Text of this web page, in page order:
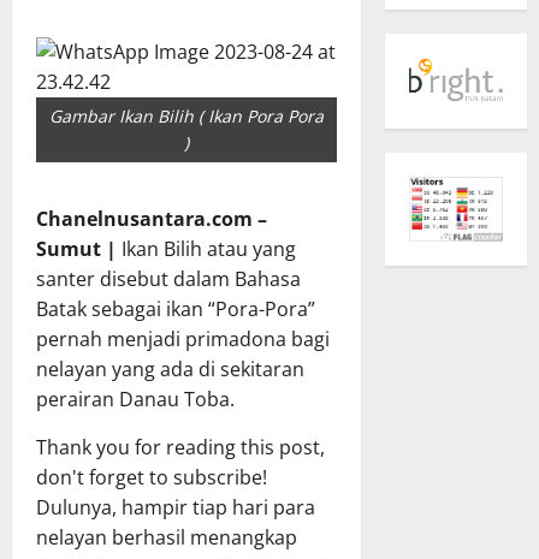
Gambar Ikan Bilih ( Ikan Pora Pora
)
Chanelnusantara.com –
Sumut | Ikan Bilih atau yang
santer disebut dalam Bahasa
Batak sebagai ikan “Pora-Pora”
pernah menjadi primadona bagi
nelayan yang ada di sekitaran
perairan Danau Toba.
Thank you for reading this post,
don't forget to subscribe!
Dulunya, hampir tiap hari para
nelayan berhasil menangkap